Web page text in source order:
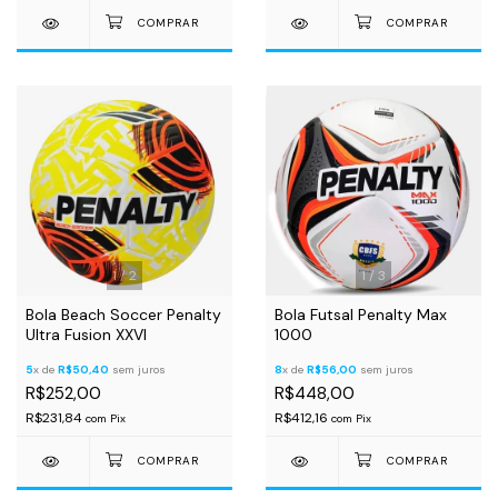
1/2
Bola Beach Soccer Penalty
Ultra Fusion XXVI
5x de R$50,40 sem juros
R$252,00
R$231,84 com Pix
1/ 3
Bola Futsal Penalty Max
1000
8x de R$56,00 sem juros
R$448,00
R$412,16 com Pix